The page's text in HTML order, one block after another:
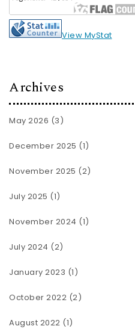
View MyStat
Archives
May 2026 (3)
December 2025 (1)
November 2025 (2)
July 2025 (1)
November 2024 (1)
July 2024 (2)
January 2023 (1)
October 2022 (2)
August 2022 (1)